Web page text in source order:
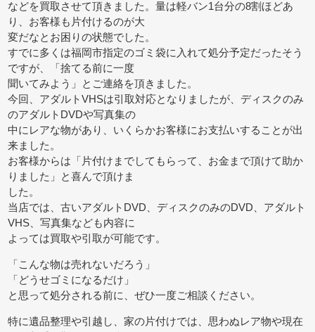
などを買取させて頂きました。量は軽バン1台分の8割ほどあ
り、お客様も片付けるのが大
変だなとお困りの状態でした。
すでに多くは福岡市指定のゴミ袋に入れて処分予定だったそう
ですが、「捨てる前に一度
聞いてみよう」とご連絡を頂きました。
今回、アダルトVHSは引取対応となりましたが、ディスクのみ
のアダルトDVDや写真集の
中にレアな物があり、いくらかお客様にお支払いすることが出
来ました。
お客様からは「片付けまでしてもらって、お金まで頂けて助か
りました」と喜んで頂けま
した。
当店では、古いアダルトDVD、ディスクのみのDVD、アダルト
VHS、写真集なども内容に
よっては買取や引取が可能です。
「こんな物は売れないだろう」
「どうせゴミになるだけ」
と思って処分される前に、ぜひ一度ご相談ください。
特に遺品整理や引越し、家の片付けでは、思わぬレア物や現在